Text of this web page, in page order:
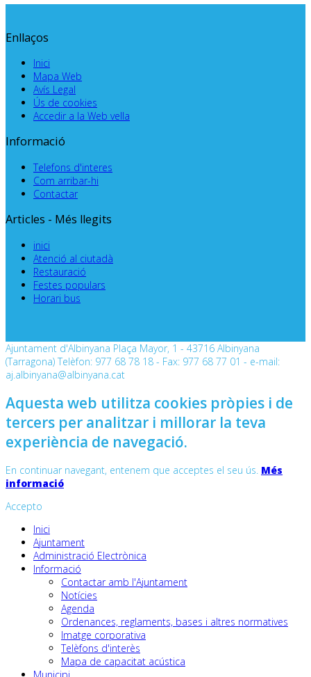
Enllaços
Inici
Mapa Web
Avís Legal
Ús de cookies
Accedir a la Web vella
Informació
Telefons d'interes
Com arribar-hi
Contactar
Articles - Més llegits
inici
Atenció al ciutadà
Restauració
Festes populars
Horari bus
Ajuntament d'Albinyana Plaça Mayor, 1 - 43716 Albinyana
(Tarragona) Telèfon: 977 68 78 18 - Fax: 977 68 77 01 - e-mail:
aj.albinyana@albinyana.cat
Aquesta web utilitza cookies pròpies i de
tercers per analitzar i millorar la teva
experiència de navegació.
En continuar navegant, entenem que acceptes el seu ús. Més
informació
Accepto
Inici
Ajuntament
Administració Electrònica
Informació
Contactar amb l'Ajuntament
Notícies
Agenda
Ordenances, reglaments, bases i altres normatives
Imatge corporativa
Telèfons d'interès
Mapa de capacitat acústica